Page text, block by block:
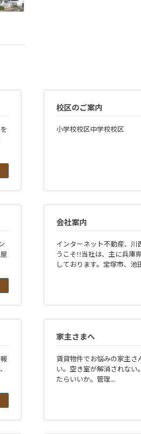
校区のご案内
小学校校区中学校校区
会社案内
インターネット不動産、川
うこそ!!当社は、主に兵庫
しております。宝塚市、池
家主さまへ
賃貸物件でお悩みの家主さ
い。空き室が解消されない
たらいいか。管理...